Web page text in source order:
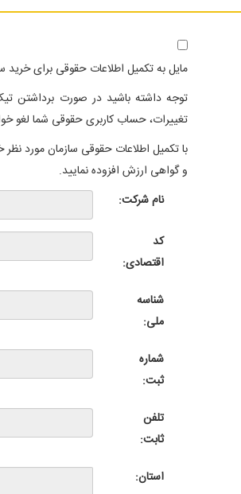
مایل به تکمیل اطلاعات حقوقی برای خرید
توجه داشته باشید در صورت برداشتن
تغییرات، حساب کاربری حقوقی شما لغو
با تکمیل اطلاعات حقوقی سازمان مورد نظر
و گواهی ارزش افزوده نمایید.
نام شرکت:
کد
اقتصادی:
شناسه
ملی:
شماره
ثبت:
تلفن
ثابت:
استان: